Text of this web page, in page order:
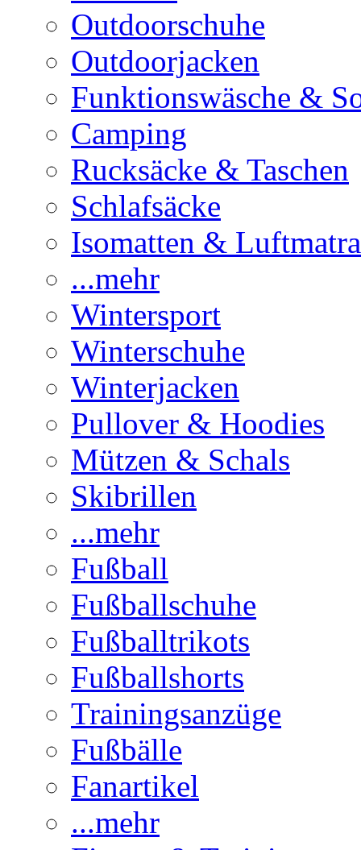
Outdoorschuhe
Outdoorjacken
Funktionswäsche &
Camping
Rucksäcke & Taschen
Schlafsäcke
Isomatten &
...mehr
Wintersport
Winterschuhe
Winterjacken
Pullover & Hoodies
Mützen & Schals
Skibrillen
...mehr
Fußball
Fußballschuhe
Fußballtrikots
Fußballshorts
Trainingsanzüge
Fußbälle
Fanartikel
...mehr